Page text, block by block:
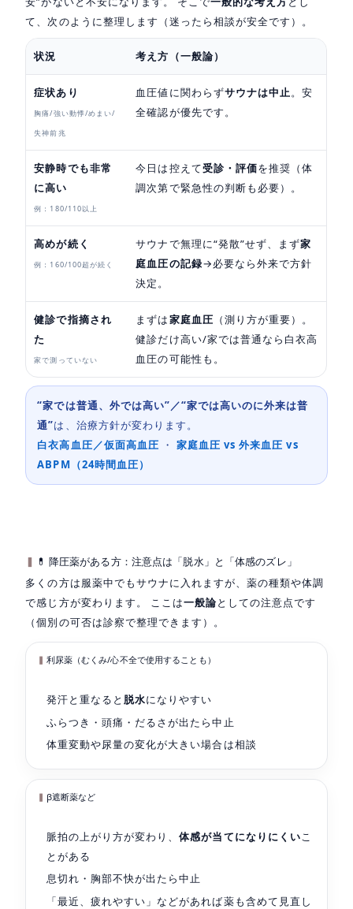
て、次のように整理します（迷ったら相談が安全です）。
状況 考え方（一般論）
症状あり
胸痛/強い動悸/めまい/
失神前兆
血圧値に関わらずサウナは中止。安
全確認が優先です。
安静時でも非常
に高い
例：180/110以上
今日は控えて受診・評価を推奨（体
調次第で緊急性の判断も必要）。
高めが続く
例：160/100超が続く
サウナで無理に“発散”せず、まず家
庭血圧の記録→必要なら外来で方針
決定。
健診で指摘され
た
家で測っていない
まずは家庭血圧 （測り方が重要）。
健診だけ高い/家では普通なら白衣高
血圧の可能性も。
“家では普通、外では高い”／“家では高いのに外来は普
通”は、治療方針が変わります。
白衣高血圧／仮面高血圧 ・ 家庭血圧 vs 外来血圧 vs
ABPM（24時間血圧）
💊 降圧薬がある方：注意点は「脱水」と「体感のズレ」
多くの方は服薬中でもサウナに入れますが、薬の種類や体調
で感じ方が変わります。 ここは一般論としての注意点です
（個別の可否は診察で整理できます）。
利尿薬（むくみ/心不全で使用することも）
発汗と重なると脱水になりやすい
ふらつき・頭痛・だるさが出たら中止
体重変動や尿量の変化が大きい場合は相談
β遮断薬など
脈拍の上がり方が変わり、体感が当てになりにくいこ
とがある
息切れ・胸部不快が出たら中止
「最近、疲れやすい」などがあれば薬も含めて見直し